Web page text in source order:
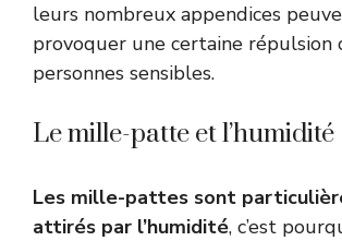
leurs nombreux appendices
provoquer une certaine répulsion
personnes sensibles.
Le mille-patte et l’humidité
Les mille-pattes sont
attirés par l’humidité, c’est